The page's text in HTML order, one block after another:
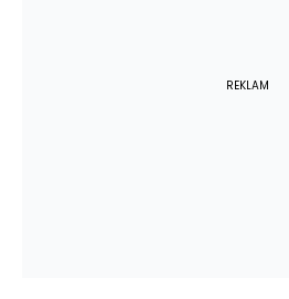
REKLAM